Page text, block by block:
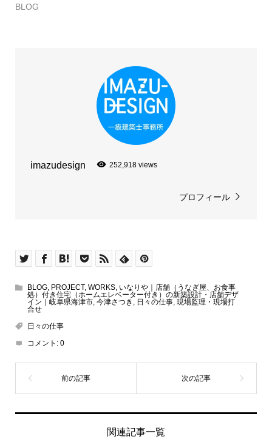
BLOG
imazudesign 252,918 views
プロフィール
BLOG, PROJECT, WORKS, いなりや｜店舗（うなぎ屋、お食事
処）付き住宅（ホームエレベーター付き）の新築設計・店舗デザ
イン｜岐阜県海津市, 今津さつき , 日々の仕事, 現場監理・現場打
合せ
日々の仕事
コメント: 0
関連記事一覧